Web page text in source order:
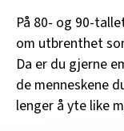
På 80- og 90-
om utbrenthet
Da er du gjerne
de menneskene
lenger å yte like